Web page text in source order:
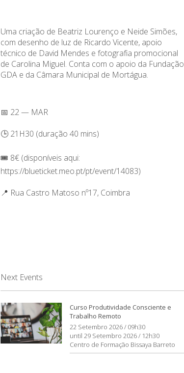
Uma criação de Beatriz Lourenço e Neide Simões,
com desenho de luz de Ricardo Vicente, apoio
técnico de David Mendes e fotografia promocional
de Carolina Miguel. Conta com o apoio da Fundação
GDA e da Câmara Municipal de Mortágua.
📅 22 — MAR
🕒 21H30 (duração 40 mins)
🎟️ 8€ (disponíveis aqui:
https://blueticket.meo.pt/pt/event/14083)
📍 Rua Castro Matoso nº17, Coimbra
Next Events
Curso Produtividade Consciente e
Trabalho Remoto
22 Setembro 2026 / 09h30
until 29 Setembro 2026 / 12h30
Centro de Formação Bissaya Barreto